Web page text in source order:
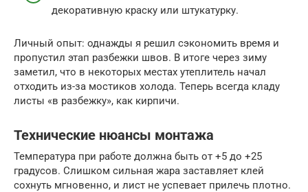
декоративную краску или штукатурку.
Личный опыт: однажды я решил сэкономить время и
пропустил этап разбежки швов. В итоге через зиму
заметил, что в некоторых местах утеплитель начал
отходить из-за мостиков холода. Теперь всегда кладу
листы «в разбежку», как кирпичи.
Технические нюансы монтажа
Температура при работе должна быть от +5 до +25
градусов. Слишком сильная жара заставляет клей
сохнуть мгновенно, и лист не успевает прилечь плотно.